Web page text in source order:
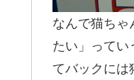
なんで猫ちゃ
たい」って
てバックには